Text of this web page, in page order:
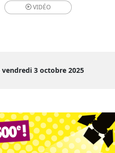
VIDÉO
3 octobre 2025